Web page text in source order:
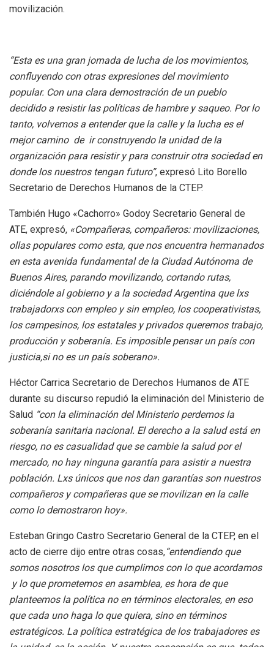
movilización.
“Esta es una gran jornada de lucha de los movimientos,
confluyendo con otras expresiones del movimiento
popular. Con una clara demostración de un pueblo
decidido a resistir las políticas de hambre y saqueo. Por lo
tanto, volvemos a entender que la calle y la lucha es el
mejor camino de ir construyendo la unidad de la
organización para resistir y para construir otra sociedad en
donde los nuestros tengan futuro”, expresó Lito Borello
Secretario de Derechos Humanos de la CTEP.
También Hugo «Cachorro» Godoy Secretario General de
ATE, expresó, «Compañeras, compañeros: movilizaciones,
ollas populares como esta, que nos encuentra hermanados
en esta avenida fundamental de la Ciudad Autónoma de
Buenos Aires, parando movilizando, cortando rutas,
diciéndole al gobierno y a la sociedad Argentina que lxs
trabajadorxs con empleo y sin empleo, los cooperativistas,
los campesinos, los estatales y privados queremos trabajo,
producción y soberanía. Es imposible pensar un país con
justicia,si no es un país soberano».
Héctor Carrica Secretario de Derechos Humanos de ATE
durante su discurso repudió la eliminación del Ministerio de
Salud “con la eliminación del Ministerio perdemos la
soberanía sanitaria nacional. El derecho a la salud está en
riesgo, no es casualidad que se cambie la salud por el
mercado, no hay ninguna garantía para asistir a nuestra
población. Lxs únicos que nos dan garantías son nuestros
compañeros y compañeras que se movilizan en la calle
como lo demostraron hoy».
Esteban Gringo Castro Secretario General de la CTEP, en el
acto de cierre dijo entre otras cosas,“entendiendo que
somos nosotros los que cumplimos con lo que acordamos
y lo que prometemos en asamblea, es hora de que
planteemos la política no en términos electorales, en eso
que cada uno haga lo que quiera, sino en términos
estratégicos. La política estratégica de los trabajadores es